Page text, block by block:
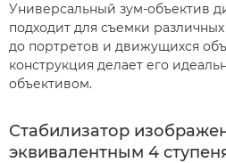
Универсальный зум-объектив
подходит для съемки
до портретов и движущихся
конструкция делает его
объективом.
Стабилизатор
эквивалентным 4